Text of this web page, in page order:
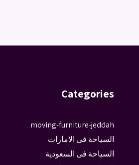
Categories
moving-furniture-jeddah
السياحة فى الامارات
السياحة فى السعودية